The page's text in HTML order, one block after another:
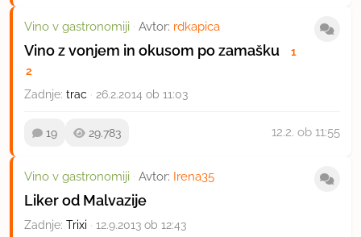
Vino v gastronomiji · Avtor: rdkapica
Vino z vonjem in okusom po zamašku
1
2
Zadnje: trac · 26.2.2014 ob 11:03
19 29.783 12.2. ob 11:55
Vino v gastronomiji · Avtor: Irena35
Liker od Malvazije
Zadnje: Trixi · 12.9.2013 ob 12:43